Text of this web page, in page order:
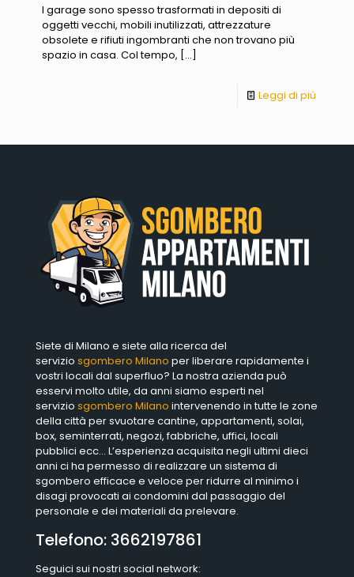
I garage sono spesso trasformati in depositi di
oggetti vecchi, mobili inutilizzati, attrezzature
obsolete e rifiuti ingombranti che non trovano più
spazio in casa. Col tempo, […]
Leggi di più
Siete di Milano e siete alla ricerca del
servizio sgombero Milano per liberare rapidamente i
vostri locali dal superfluo? La nostra azienda può
esservi molto utile, da anni siamo esperti nel
servizio sgombero Milano intervenendo in tutte le zone
della città per svuotare cantine, appartamenti, solai,
box, seminterrati, negozi, fabbriche, uffici, locali
pubblici ecc… L’esperienza acquisita negli ultimi dieci
anni ci ha permesso di realizzare un sistema di
sgombero efficace e veloce per ridurre al minimo i
disagi provocati ai condomini dal passaggio del
personale e dei materiali da prelevare.
Telefono: 3662197861
Seguici sui nostri social network: